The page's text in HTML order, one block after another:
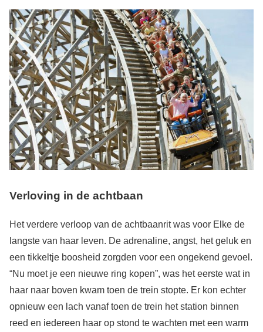
Verloving in de achtbaan
Het verdere verloop van de achtbaanrit was voor Elke de
langste van haar leven. De adrenaline, angst, het geluk en
een tikkeltje boosheid zorgden voor een ongekend gevoel.
“Nu moet je een nieuwe ring kopen”, was het eerste wat in
haar naar boven kwam toen de trein stopte. Er kon echter
opnieuw een lach vanaf toen de trein het station binnen
reed en iedereen haar op stond te wachten met een warm